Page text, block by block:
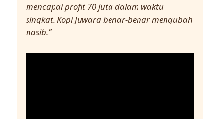
mencapai profit 70 juta dalam waktu
singkat. Kopi Juwara benar-benar mengubah
nasib.”